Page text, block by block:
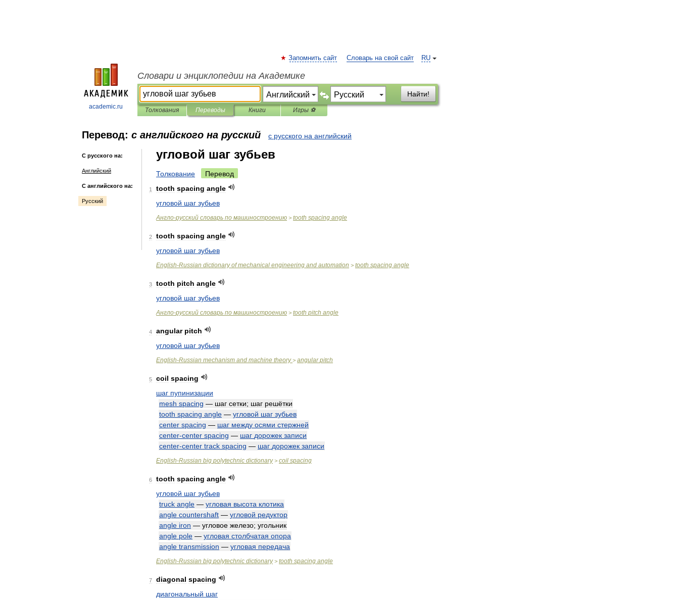
academic.ru
RU
Запомнить сайт Словарь на свой сайт
Словари и энциклопедии на Академике
Найти!
Толкования Переводы Книги Игры ⚽
Перевод: с английского на русский с русского на английский
С русского на:
Английский
С английского на:
Русский
угловой шаг зубьев
Толкование Перевод
1 tooth spacing angle
угловой шаг зубьев
Англо-русский словарь по машиностроению > tooth spacing angle
2 tooth spacing angle
угловой шаг зубьев
English-Russian dictionary of mechanical engineering and automation > tooth spacing angle
3 tooth pitch angle
угловой шаг зубьев
Англо-русский словарь по машиностроению > tooth pitch angle
4 angular pitch
угловой шаг зубьев
English-Russian mechanism and machine theory > angular pitch
5 coil spacing
шаг пупинизации
mesh spacing — шаг сетки; шаг решётки
tooth spacing angle — угловой шаг зубьев
center spacing — шаг между осями стержней
center-center spacing — шаг дорожек записи
center-center track spacing — шаг дорожек записи
English-Russian big polytechnic dictionary> coil spacing
6 tooth spacing angle
угловой шаг зубьев
truck angle — угловая высота клотика
angle countershaft — угловой редуктор
angle iron — угловое железо; угольник
angle pole — угловая столбчатая опора
angle transmission — угловая передача
English-Russian big polytechnic dictionary> tooth spacing angle
7 diagonal spacing
диагональный шаг